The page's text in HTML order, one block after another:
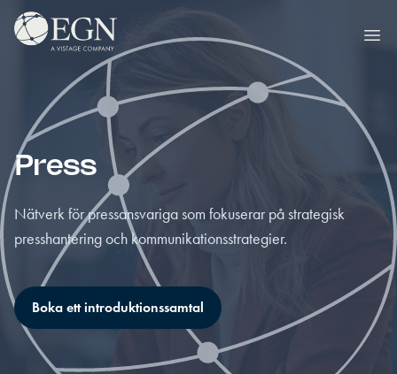
Hoppa till innehåll
Executives' Global Network
Press
Nätverk för pressansvariga som fokuserar på strategisk
presshantering och kommunikationsstrategier.
Boka ett introduktionssamtal